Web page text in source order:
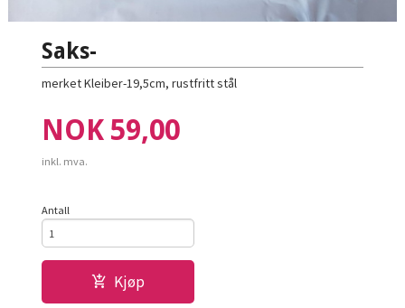
Saks-
merket Kleiber-19,5cm, rustfritt stål
Pris
NOK 59,00
inkl. mva.
Antall
Kjøp